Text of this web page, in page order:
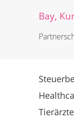
Bay,
Tierärzte